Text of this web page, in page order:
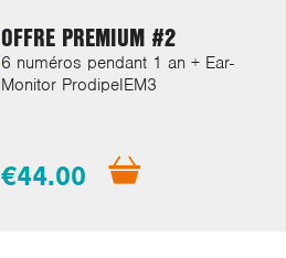
OFFRE PREMIUM #2
6 numéros pendant 1 an + Ear-
Monitor ProdipeIEM3
€44.00